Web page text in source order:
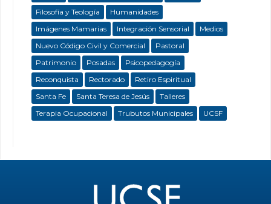
Filosofía y Teología
Humanidades
Imágenes Mamarias
Integración Sensorial
Medios
Nuevo Código Civil y Comercial
Pastoral
Patrimonio
Posadas
Psicopedagogía
Reconquista
Rectorado
Retiro Espiritual
Santa Fe
Santa Teresa de Jesús
Talleres
Terapia Ocupacional
Trubutos Municipales UCSF